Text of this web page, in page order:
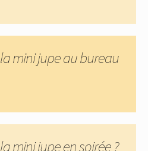
la mini jupe au bureau
la mini jupe en soirée ?